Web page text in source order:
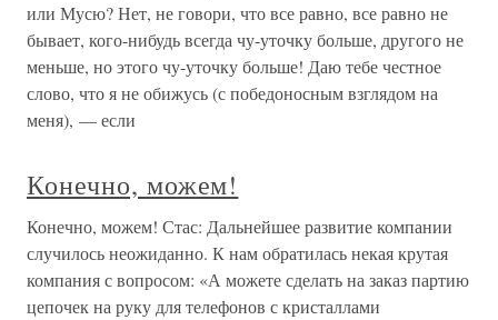
или Мусю? Нет, не говори, что все равно, все равно не
бывает, кого-нибудь всегда чу-уточку больше, другого не
меньше, но этого чу-уточку больше! Даю тебе честное
слово, что я не обижусь (с победоносным взглядом на
меня), — если
Конечно, можем!
Конечно, можем! Стас: Дальнейшее развитие компании
случилось неожиданно. К нам обратилась некая крутая
компания с вопросом: «А можете сделать на заказ партию
цепочек на руку для телефонов с кристаллами